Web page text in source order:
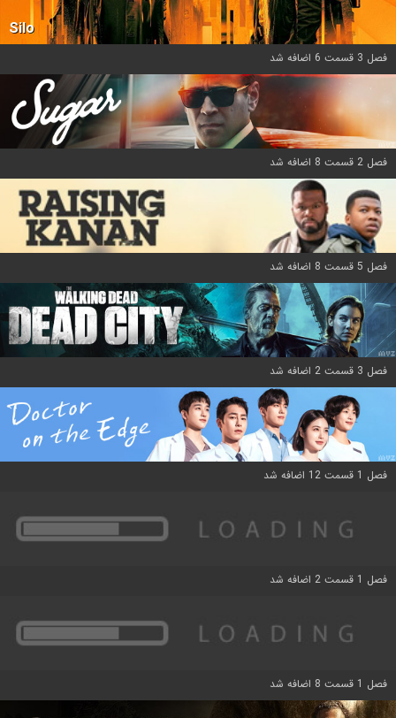
Silo
فصل 3 قسمت 6 اضافه شد
فصل 2 قسمت 8 اضافه شد
فصل 5 قسمت 8 اضافه شد
فصل 3 قسمت 2 اضافه شد
فصل 1 قسمت 12 اضافه شد
فصل 1 قسمت 2 اضافه شد
فصل 1 قسمت 8 اضافه شد